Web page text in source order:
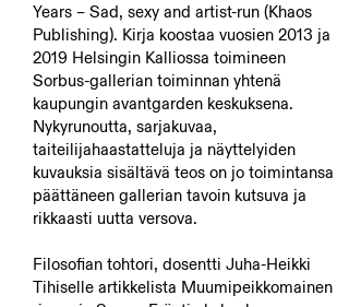
Years – Sad, sexy and artist-run (Khaos
Publishing). Kirja koostaa vuosien 2013 ja
2019 Helsingin Kalliossa toimineen
Sorbus-gallerian toiminnan yhtenä
kaupungin avantgarden keskuksena.
Nykyrunoutta, sarjakuvaa,
taiteilijahaastatteluja ja näyttelyiden
kuvauksia sisältävä teos on jo toimintansa
päättäneen gallerian tavoin kutsuva ja
rikkaasti uutta versova.
Filosofian tohtori, dosentti Juha-Heikki
Tihiselle artikkelista Muumipeikkomainen